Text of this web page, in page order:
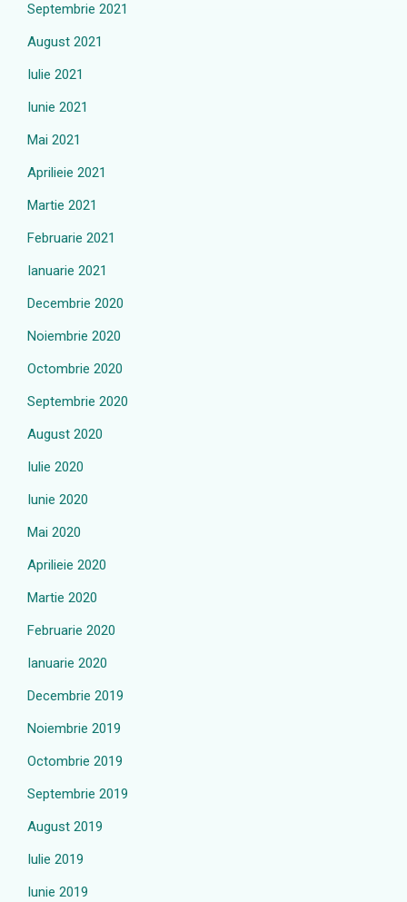
Septembrie 2021
August 2021
Iulie 2021
Iunie 2021
Mai 2021
Aprilieie 2021
Martie 2021
Februarie 2021
Ianuarie 2021
Decembrie 2020
Noiembrie 2020
Octombrie 2020
Septembrie 2020
August 2020
Iulie 2020
Iunie 2020
Mai 2020
Aprilieie 2020
Martie 2020
Februarie 2020
Ianuarie 2020
Decembrie 2019
Noiembrie 2019
Octombrie 2019
Septembrie 2019
August 2019
Iulie 2019
Iunie 2019